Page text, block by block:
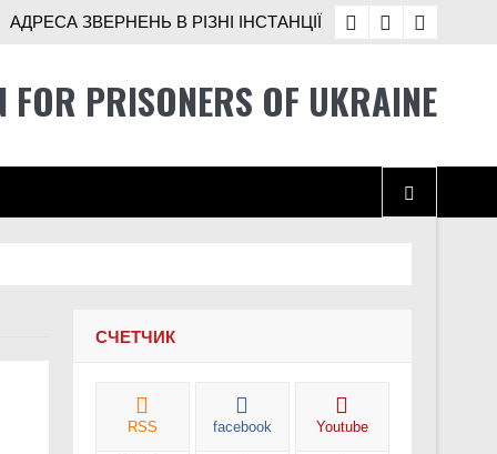
АДРЕСА ЗВЕРНЕНЬ В РІЗНІ ІНСТАНЦІЇ
PRISONERS OF UKRAINE
про службу після звільнення
СЧЕТЧИК
RSS facebook Youtube